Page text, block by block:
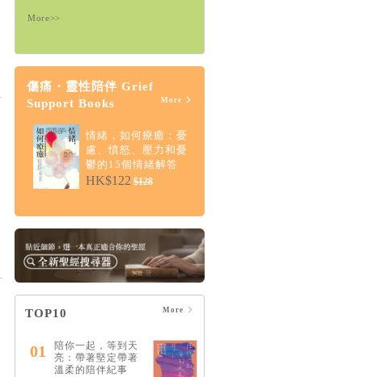
More>>
傷痛・靈性陪伴 Grief
Support Books
More
情緒，如何療癒：憂
慮、憤怒、壓力和憂
鬱的15個情緒解答
HK$122 $128
TOP10 More
01
陪你一起，等到天
亮：帶著堅定帶著
溫柔的陪伴紀事